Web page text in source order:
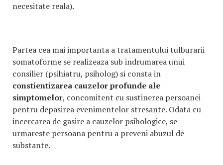
necesitate reala).
Partea cea mai importanta a tratamentului tulburarii
somatoforme se realizeaza sub indrumarea unui
consilier (psihiatru, psiholog) si consta in
constientizarea cauzelor profunde ale
simptomelor, concomitent cu sustinerea persoanei
pentru depasirea evenimentelor stresante. Odata cu
incercarea de gasire a cauzelor psihologice, se
urmareste persoana pentru a preveni abuzul de
substante.